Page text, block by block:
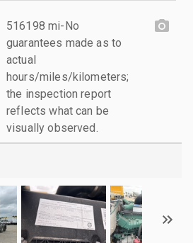
516198 mi-No
guarantees made as to
actual
hours/miles/kilometers;
the inspection report
reflects what can be
visually observed.